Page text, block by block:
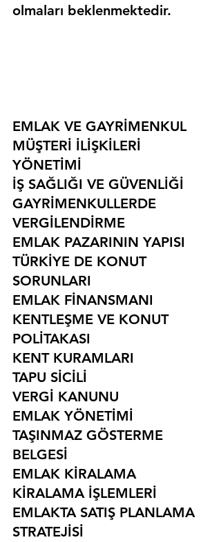
olmaları beklenmektedir.
EMLAK VE GAYRİMENKUL
MÜŞTERİ İLİŞKİLERİ
YÖNETİMİ
İŞ SAĞLIĞI VE GÜVENLİĞİ
GAYRİMENKULLERDE
VERGİLENDİRME
EMLAK PAZARININ YAPISI
TÜRKİYE DE KONUT
SORUNLARI
EMLAK FİNANSMANI
KENTLEŞME VE KONUT
POLİTAKASI
KENT KURAMLARI
TAPU SİCİLİ
VERGİ KANUNU
EMLAK YÖNETİMİ
TAŞINMAZ GÖSTERME
BELGESİ
EMLAK KİRALAMA
KİRALAMA İŞLEMLERİ
EMLAKTA SATIŞ PLANLAMA
STRATEJİSİ